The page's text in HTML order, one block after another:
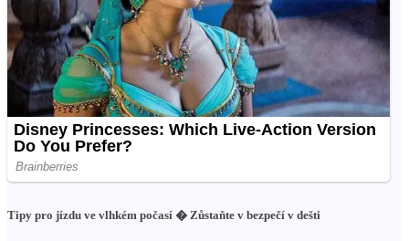
Tipy pro jízdu ve vlhkém počasí � Zůstaňte v bezpečí v dešti